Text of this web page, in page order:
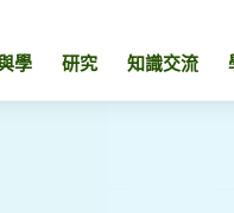
學 研究 知識交流